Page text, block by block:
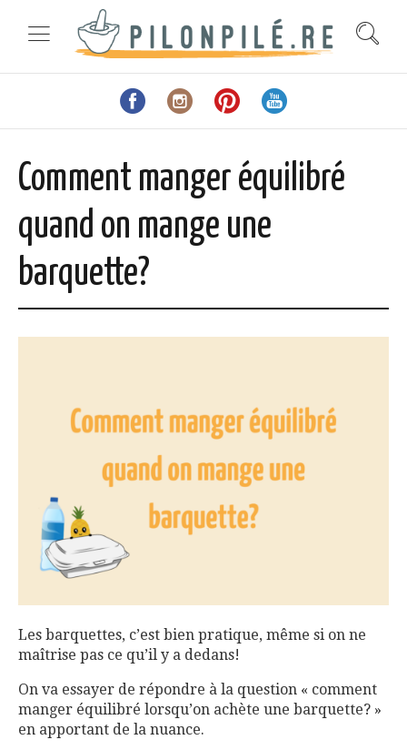
Comment manger équilibré
quand on mange une
barquette?
Les barquettes, c’est bien pratique, même si on ne
maîtrise pas ce qu’il y a dedans!
On va essayer de répondre à la question « comment
manger équilibré lorsqu’on achète une barquette? »
en apportant de la nuance.